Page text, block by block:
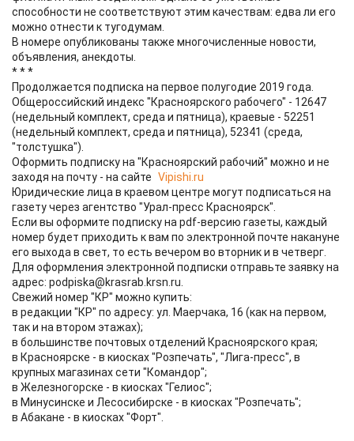
способности не соответствуют этим качествам: едва ли его
можно отнести к тугодумам.
В номере опубликованы также многочисленные новости,
объявления, анекдоты.
* * *
Продолжается подписка на первое полугодие 2019 года.
Общероссийский индекс "Красноярского рабочего" - 12647
(недельный комплект, среда и пятница), краевые - 52251
(недельный комплект, среда и пятница), 52341 (среда,
"толстушка").
Оформить подписку на "Красноярский рабочий" можно и не
заходя на почту - на сайте Vipishi.ru
Юридические лица в краевом центре могут подписаться на
газету через агентство "Урал-пресс Красноярск".
Если вы оформите подписку на pdf-версию газеты, каждый
номер будет приходить к вам по электронной почте накануне
его выхода в свет, то есть вечером во вторник и в четверг.
Для оформления электронной подписки отправьте заявку на
адрес: podpiska@krasrab.krsn.ru.
Свежий номер "КР" можно купить:
в редакции "КР" по адресу: ул. Маерчака, 16 (как на первом,
так и на втором этажах);
в большинстве почтовых отделений Красноярского края;
в Красноярске - в киосках "Розпечать", "Лига-пресс", в
крупных магазинах сети "Командор";
в Железногорске - в киосках "Гелиос";
в Минусинске и Лесосибирске - в киосках "Розпечать";
в Абакане - в киосках "Форт".